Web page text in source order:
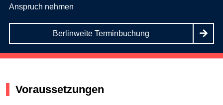
Anspruch nehmen
Berlinweite Terminbuchung
Voraussetzungen